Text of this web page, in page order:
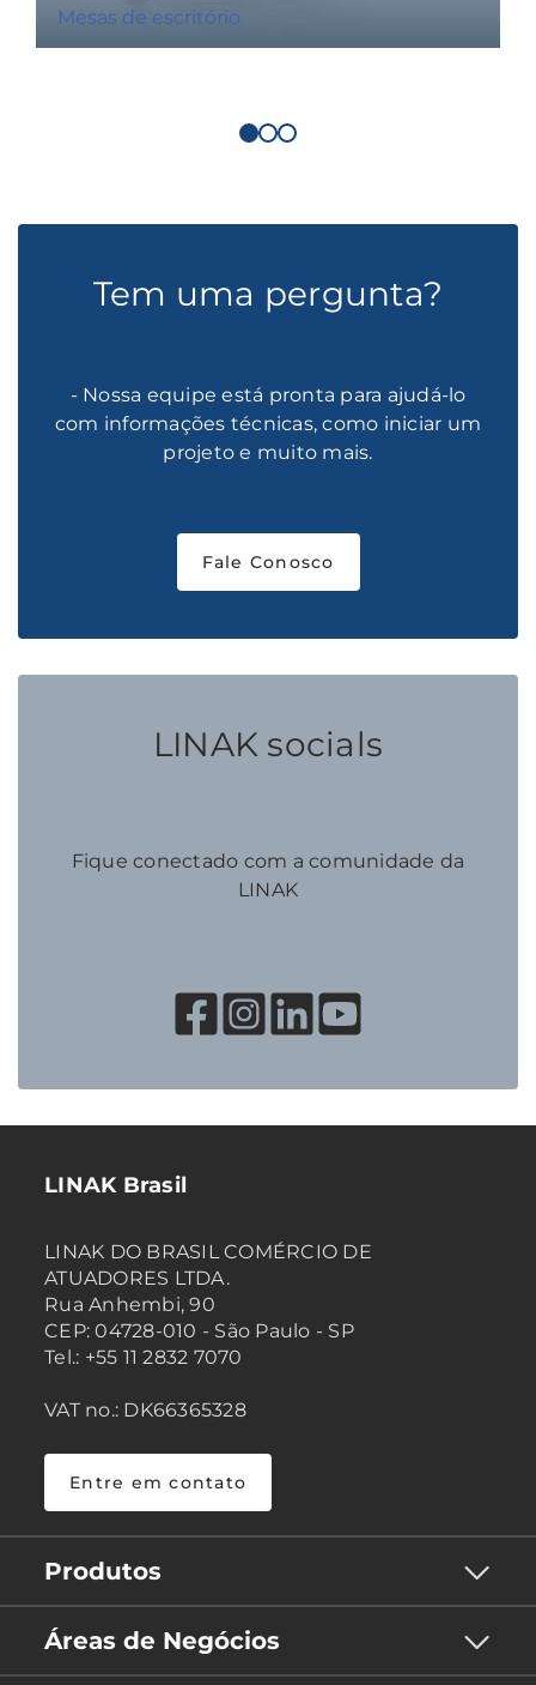
Mesas de escritório
Tem uma pergunta?
- Nossa equipe está pronta para ajudá-lo
com informações técnicas, como iniciar um
projeto e muito mais.
Fale Conosco
LINAK socials
Fique conectado com a comunidade da
LINAK
LINAK Brasil
LINAK DO BRASIL COMÉRCIO DE
ATUADORES LTDA.
Rua Anhembi, 90
CEP: 04728-010 - São Paulo - SP
Tel.: +55 11 2832 7070
VAT no.: DK66365328
Entre em contato
Produtos
Áreas de Negócios